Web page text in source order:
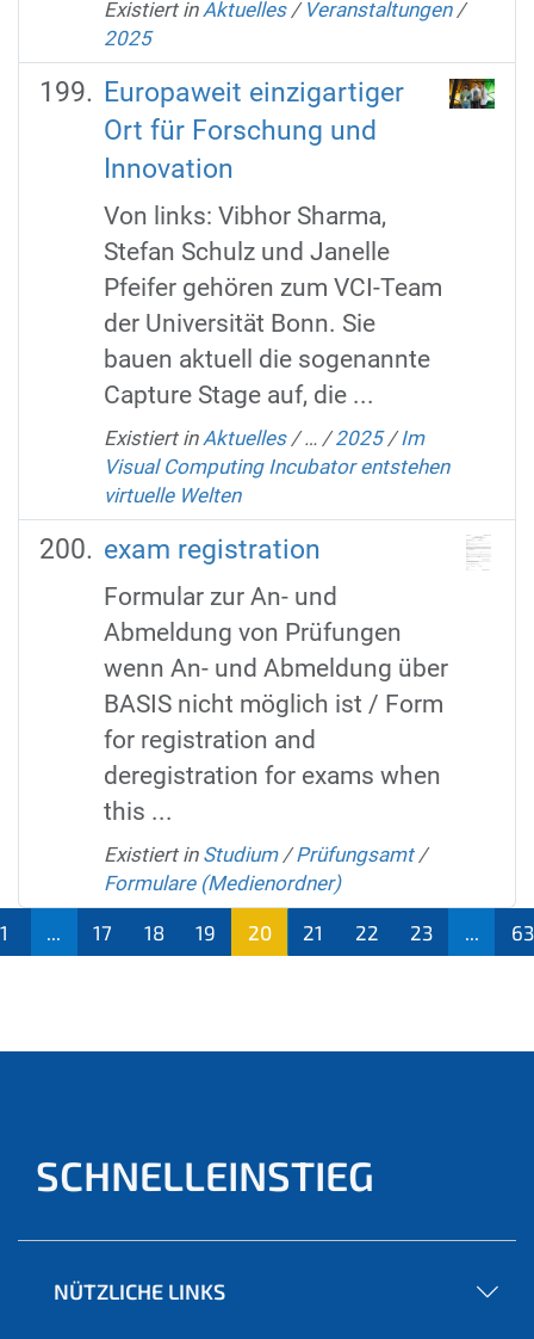
Existiert in Aktuelles / Veranstaltungen /
2025
Europaweit einzigartiger
Ort für Forschung und
Innovation
Von links: Vibhor Sharma,
Stefan Schulz und Janelle
Pfeifer gehören zum VCI-Team
der Universität Bonn. Sie
bauen aktuell die sogenannte
Capture Stage auf, die ...
Existiert in Aktuelles /… /2025 /Im
Visual Computing Incubator entstehen
virtuelle Welten
exam registration
Formular zur An- und
Abmeldung von Prüfungen
wenn An- und Abmeldung über
BASIS nicht möglich ist / Form
for registration and
deregistration for exams when
this ...
Existiert in Studium /Prüfungsamt /
Formulare (Medienordner)
1 17 18 19
20
21 22 23 63
SCHNELLEINSTIEG
NÜTZLICHE LINKS